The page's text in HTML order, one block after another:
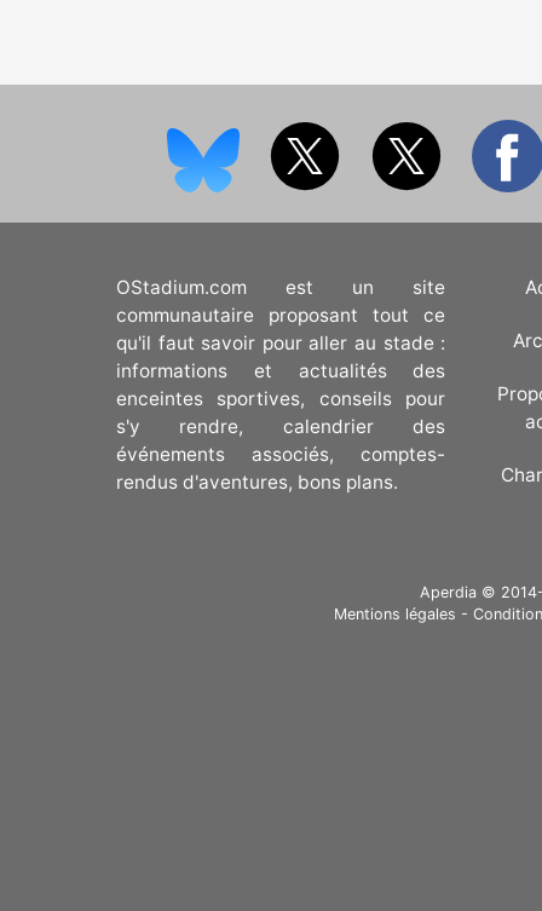
OStadium.com est un site
communautaire proposant tout ce
qu'il faut savoir pour aller au stade :
informations et actualités des
enceintes sportives, conseils pour
s'y rendre, calendrier des
événements associés, comptes-
rendus d'aventures, bons plans.
Aperdia ©
Mentions légales -